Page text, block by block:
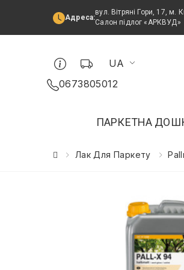
Адреса:
вул. Вітряні Гори, 17, м.
Салон підлог «АРКВУД»
UA
0673805012
ПАРКЕТНА
Лак Для Паркету